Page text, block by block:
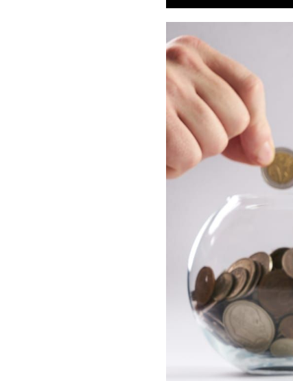
ホワイトニングの料
1. ホワイトニング薬
2. ホワイトニング薬
3. 期間
4. メンテナンス費用
ホワイトニング料金
ホワイトニングは値